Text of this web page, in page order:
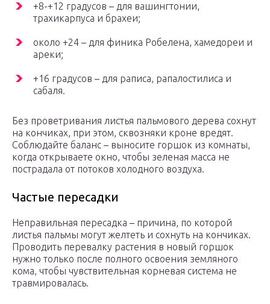
+8-+12 градусов – для вашингтонии,
трахикарпуса и брахеи;
около +24 – для финика Робелена, хамедореи и
ареки;
+16 градусов – для раписа, рапалостилиса и
сабаля.
Без проветривания листья пальмового дерева сохнут
на кончиках, при этом, сквозняки кроне вредят.
Соблюдайте баланс – выносите горшок из комнаты,
когда открываете окно, чтобы зеленая масса не
пострадала от потоков холодного воздуха.
Частые пересадки
Неправильная пересадка – причина, по которой
листья пальмы могут желтеть и сохнуть на кончиках.
Проводить перевалку растения в новый горшок
нужно только после полного освоения земляного
кома, чтобы чувствительная корневая система не
травмировалась.